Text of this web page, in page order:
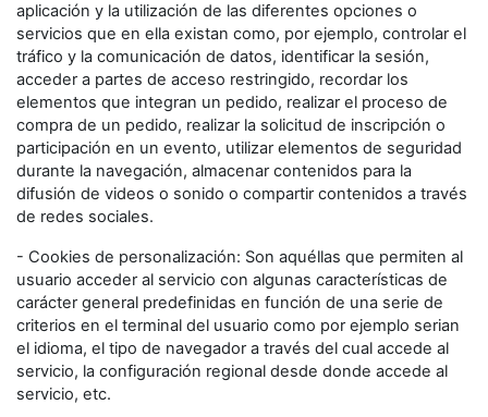
aplicación y la utilización de las diferentes opciones o
servicios que en ella existan como, por ejemplo, controlar el
tráfico y la comunicación de datos, identificar la sesión,
acceder a partes de acceso restringido, recordar los
elementos que integran un pedido, realizar el proceso de
compra de un pedido, realizar la solicitud de inscripción o
participación en un evento, utilizar elementos de seguridad
durante la navegación, almacenar contenidos para la
difusión de videos o sonido o compartir contenidos a través
de redes sociales.
- Cookies de personalización: Son aquéllas que permiten al
usuario acceder al servicio con algunas características de
carácter general predefinidas en función de una serie de
criterios en el terminal del usuario como por ejemplo serian
el idioma, el tipo de navegador a través del cual accede al
servicio, la configuración regional desde donde accede al
servicio, etc.